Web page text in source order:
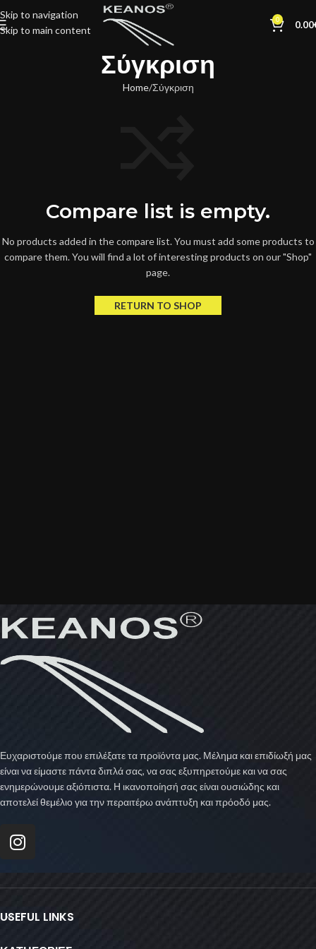
Skip to navigation
Skip to main content
0 0.00
Σύγκριση
Home Σύγκριση
Compare list is empty.
No products added in the compare list. You must add some products to
compare them.You will find a lot of interesting products on our "Shop"
page.
RETURN TO SHOP
Ευχαριστούμε που επιλέξατε τα προϊόντα μας. Μέλημα και επιδίωξή μας
είναι να είμαστε πάντα διπλά σας, να σας εξυπηρετούμε και να σας
ενημερώνουμε αξιόπιστα. Η ικανοποίησή σας είναι ουσιώδης και
αποτελεί θεμέλιο για την περαιτέρω ανάπτυξη και πρόοδό μας.
USEFUL LINKS